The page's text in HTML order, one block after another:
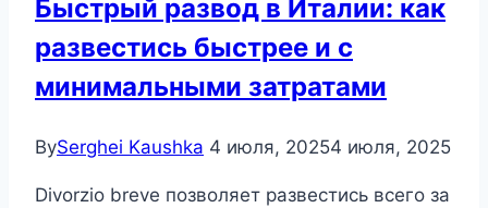
Быстрый развод в Италии: как
развестись быстрее и с
минимальными затратами
BySerghei Kaushka 4 июля, 20254 июля, 2025
Divorzio breve позволяет развестись всего за